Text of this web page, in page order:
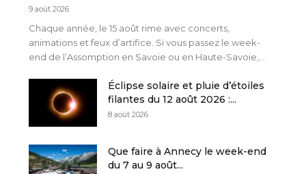
9 août 2026
Chaque année, le 15 août rime avec concerts,
animations et feux d’artifice. Si vous passez le week-
end de l’Assomption en Savoie ou en Haute-Savoie,...
Éclipse solaire et pluie d’étoiles
filantes du 12 août 2026 :...
8 août 2026
Que faire à Annecy le week-end
du 7 au 9 août...